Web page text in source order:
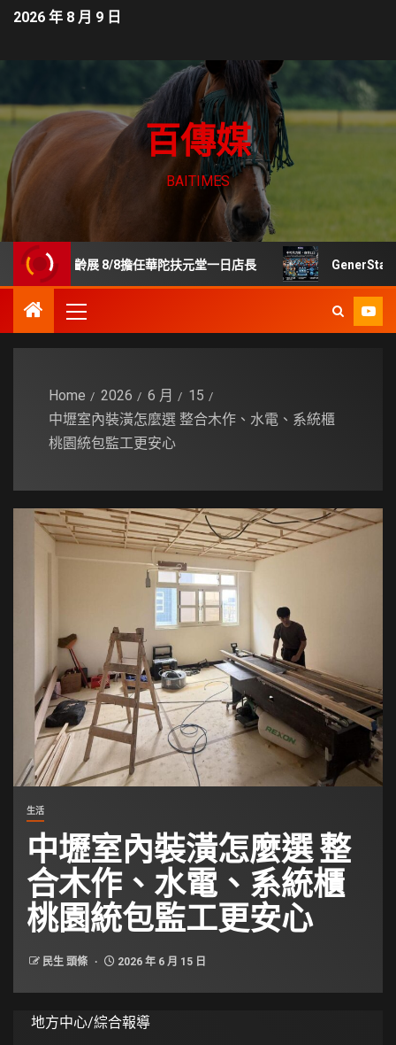
2026 年 8 月 9 日
百傳媒
BAITIMES
樂齡展 8/8擔任華陀扶元堂一日店長 GenerStand 擬推「
Home 2026 6 月
15
中壢室內裝潢怎麼選 整合木作、水電、系統櫃
桃園統包監工更安心
生活
中壢室內裝潢怎麼選 整
合木作、水電、系統櫃
桃園統包監工更安心
民生 頭條 2026 年 6 月 15 日
地方中心/綜合報導